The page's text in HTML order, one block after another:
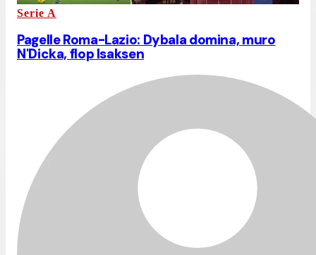
Serie A
Pagelle Roma-Lazio: Dybala domina, muro
N'Dicka, flop Isaksen